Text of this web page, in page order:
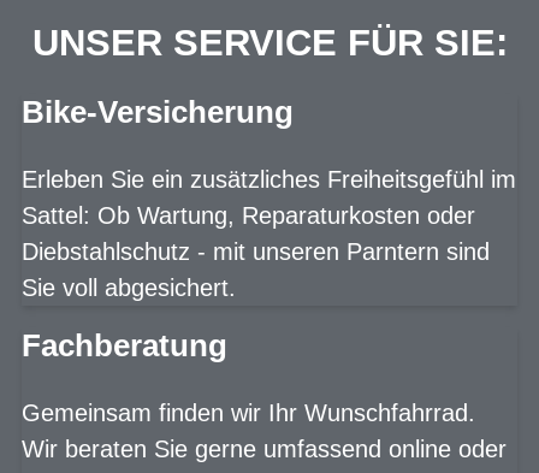
UNSER SERVICE FÜR SIE:
Bike-Versicherung
Erleben Sie ein zusätzliches Freiheitsgefühl im
Sattel: Ob Wartung, Reparaturkosten oder
Diebstahlschutz - mit unseren Parntern sind
Sie voll abgesichert.
Fachberatung
Gemeinsam finden wir Ihr Wunschfahrrad.
Wir beraten Sie gerne umfassend online oder